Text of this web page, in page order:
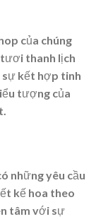
của chúng
thanh lịch
sự kết hợp tinh
tượng của
những yêu cầu
kế hoa theo
tâm với sự